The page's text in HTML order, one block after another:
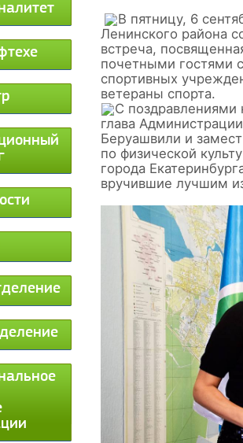
В пятницу, 6
Ленинского района
встреча,
почетными гостями
спортивных
ветераны спорта.
С поздравлениями
глава
Беруашвили и
по физической
города
вручившие лучшим